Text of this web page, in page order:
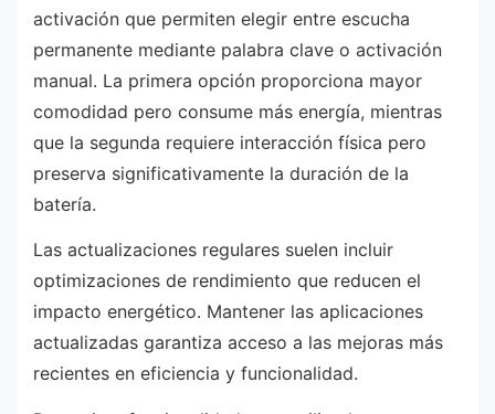
activación que permiten elegir entre escucha
permanente mediante palabra clave o activación
manual. La primera opción proporciona mayor
comodidad pero consume más energía, mientras
que la segunda requiere interacción física pero
preserva significativamente la duración de la
batería.
Las actualizaciones regulares suelen incluir
optimizaciones de rendimiento que reducen el
impacto energético. Mantener las aplicaciones
actualizadas garantiza acceso a las mejoras más
recientes en eficiencia y funcionalidad.